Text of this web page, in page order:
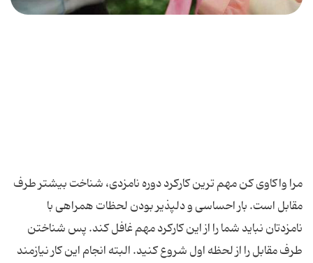
مرا واکاوی کن مهم ترین کارکرد دوره نامزدی، شناخت بیشتر طرف
مقابل است. بار احساسی و دلپذیر بودن لحظات همراهی با
نامزدتان نباید شما را از این کارکرد مهم غافل کند. پس شناختن
طرف مقابل را از لحظه اول شروع کنید. البته انجام این کار نیازمند